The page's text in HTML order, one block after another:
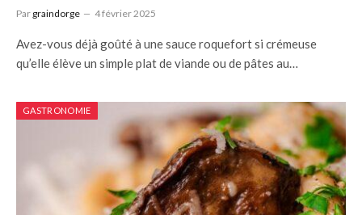
Par graindorge 4 février 2025
Avez-vous déjà goûté à une sauce roquefort si crémeuse
qu’elle élève un simple plat de viande ou de pâtes au…
GASTRONOMIE